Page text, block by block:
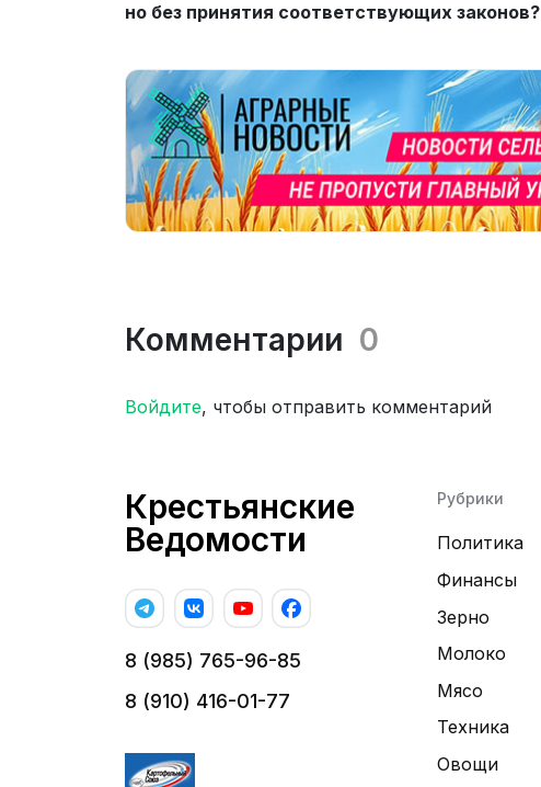
но без принятия соответствующих законов?
Комментарии 0
Войдите, чтобы отправить комментарий
Крестьянские
Ведомости
8 (985) 765-96-85
8 (910) 416-01-77
Рубрики
Политика
Финансы
Зерно
Молоко
Мясо
Техника
Овощи